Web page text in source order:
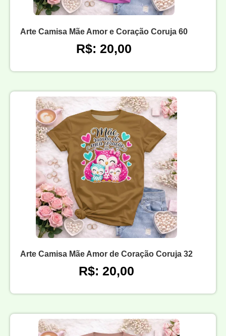
Arte Camisa Mãe Amor e Coração Coruja 60
R$: 20,00
Arte Camisa Mãe Amor de Coração Coruja 32
R$: 20,00